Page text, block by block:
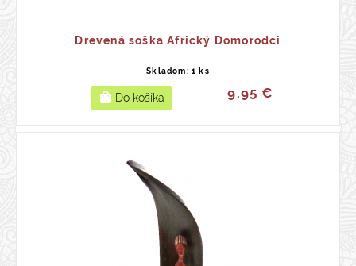
Drevená soška Africký Domorodci
Skladom: 1 ks
9.95 €